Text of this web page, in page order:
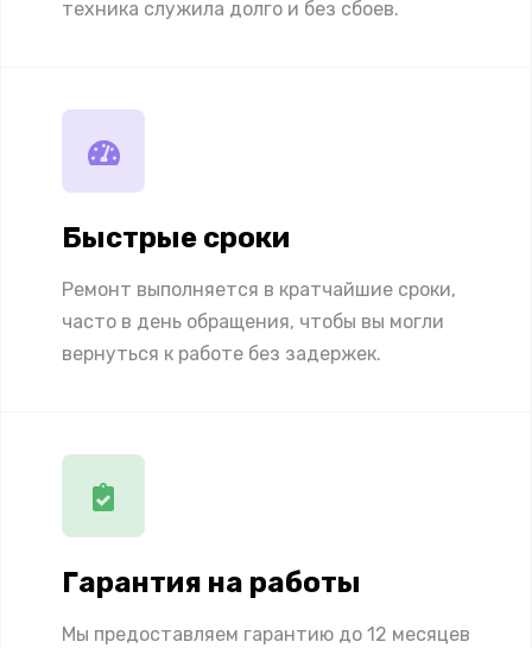
техника служила долго и без сбоев.
Быстрые сроки
Ремонт выполняется в кратчайшие сроки,
часто в день обращения, чтобы вы могли
вернуться к работе без задержек.
Гарантия на работы
Мы предоставляем гарантию до 12 месяцев